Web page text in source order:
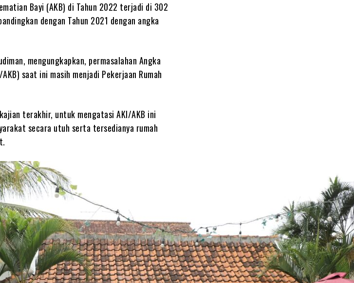
Bayi (AKB) di Tahun 2022 terjadi di 302
dengan Tahun 2021 dengan angka
mengungkapkan, permasalahan Angka
saat ini masih menjadi Pekerjaan Rumah
terakhir, untuk mengatasi AKI/AKB ini
secara utuh serta tersedianya rumah